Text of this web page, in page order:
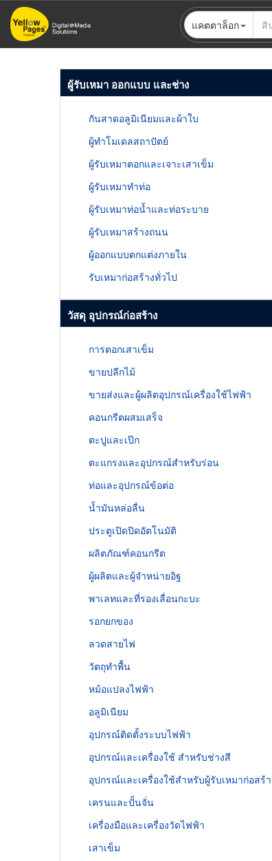
ข้าม
ไป
แคตตาล็อก
ผู้รับเหมา ออกแบบ และช่าง
กันสาดอลูมิเนียมและผ้าใบ
ผู้ทำโมเดลสถาปัตย์
ผู้รับเหมาตอกและเจาะเสาเข็ม
ผู้รับเหมาทำท่อ
ผู้รับเหมาท่อน้ำและท่อระบาย
ผู้รับเหมาสร้างถนน
ผู้ออกแบบตกแต่งภายใน
รับเหมาก่อสร้างทั่วไป
วัสดุ อุปกรณ์ก่อสร้าง
การตอกเสาเข็ม
ขายปลีกไม้
ขายส่งและผู้ผลิตอุปกรณ์เครื่องใช้ไฟฟ้า
คอนกรีตผสมเสร็จ
ตะปูและเป๊ก
ตะแกรงและอุปกรณ์สำหรับร่อน
ท่อและอุปกรณ์ข้อต่อ
น้ำมันหล่อลื่น
ประตูเปิดปิดอัตโนมัติ
ผลิตภัณฑ์คอนกรีต
ผู้ผลิตและผู้จำหน่ายอิฐ
พาเลทและที่รองเลื่อนกะบะ
รอกยกของ
ลวดสายไฟ
วัตถุทำพื้น
หม้อแปลงไฟฟ้า
อลูมิเนียม
อุปกรณ์ติดตั้งระบบไฟฟ้า
อุปกรณ์และเครื่องใช้ สำหรับช่างสี
อุปกรณ์และเครื่องใช้สำหรับผู้รับเหมาก่อสร้า
เครนและปั้นจั่น
เครื่องมือและเครื่องวัดไฟฟ้า
เสาเข็ม